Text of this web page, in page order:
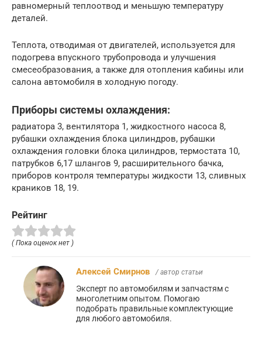
равномерный теплоотвод и меньшую температуру
деталей.
Теплота, отводимая от двигателей, используется для
подогрева впускного трубопровода и улучшения
смесеобразования, а также для отопления кабины или
салона автомобиля в холодную погоду.
Приборы системы охлаждения:
радиатора 3, вентилятора 1, жидкостного насоса 8,
рубашки охлаждения блока цилиндров, рубашки
охлаждения головки блока цилиндров, термостата 10,
патрубков 6,17 шлангов 9, расширительного бачка,
приборов контроля температуры жидкости 13, сливных
краников 18, 19.
Рейтинг
( Пока оценок нет )
Алексей Смирнов / автор статьи
Эксперт по автомобилям и запчастям с
многолетним опытом. Помогаю
подобрать правильные комплектующие
для любого автомобиля.